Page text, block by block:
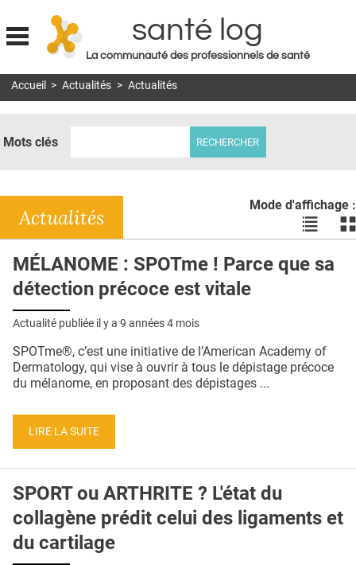
Jump to navigation
santé log
La communauté des professionnels de santé
MON COMPTE
DOSSIERS
RÉSEAUX
E-REVUE SAD
QUI SOMMES-NOUS ?
CONDITIONS GÉNÉRALES
CRÉDITS
Accueil > Actualités > Actualités
Mots clés
Mode d'affichage :
Voir
les
en
les
Actualités
MÉLANOME : SPOTme ! Parce que sa
détection précoce est vitale
Actualité publiée il y a 9 années 4 mois
SPOTme®, c’est une initiative de l’American Academy of
Dermatology, qui vise à ouvrir à tous le dépistage précoce
du mélanome, en proposant des dépistages ...
LIRE LA SUITE
SPORT ou ARTHRITE ? L'état du
collagène prédit celui des ligaments et
du cartilage